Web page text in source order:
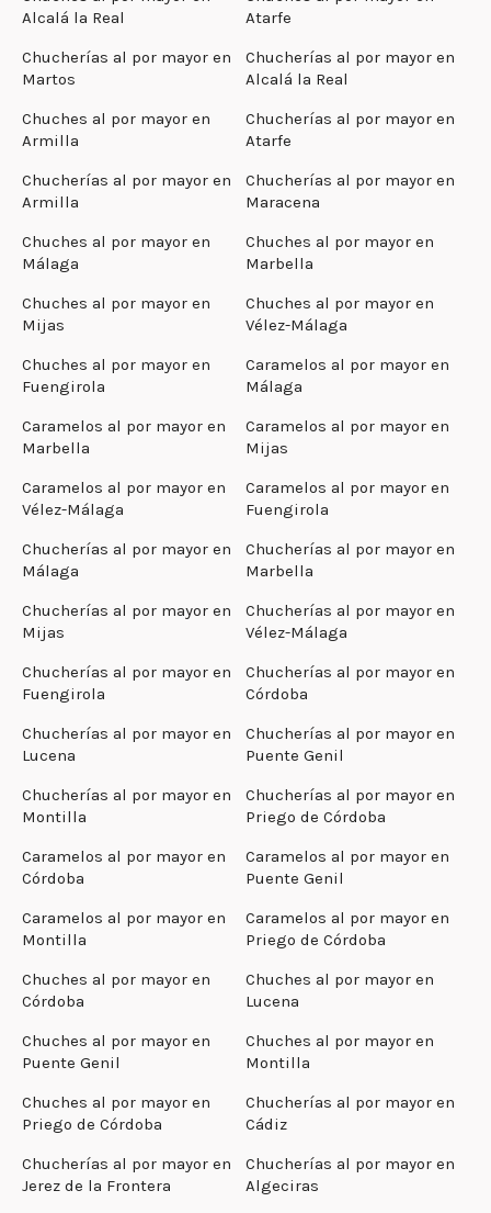
Alcalá la Real
Atarfe
Chucherías al por mayor en
Martos
Chucherías al por mayor en
Alcalá la Real
Chuches al por mayor en
Armilla
Chucherías al por mayor en
Atarfe
Chucherías al por mayor en
Armilla
Chucherías al por mayor en
Maracena
Chuches al por mayor en
Málaga
Chuches al por mayor en
Marbella
Chuches al por mayor en
Mijas
Chuches al por mayor en
Vélez-Málaga
Chuches al por mayor en
Fuengirola
Caramelos al por mayor en
Málaga
Caramelos al por mayor en
Marbella
Caramelos al por mayor en
Mijas
Caramelos al por mayor en
Vélez-Málaga
Caramelos al por mayor en
Fuengirola
Chucherías al por mayor en
Málaga
Chucherías al por mayor en
Marbella
Chucherías al por mayor en
Mijas
Chucherías al por mayor en
Vélez-Málaga
Chucherías al por mayor en
Fuengirola
Chucherías al por mayor en
Córdoba
Chucherías al por mayor en
Lucena
Chucherías al por mayor en
Puente Genil
Chucherías al por mayor en
Montilla
Chucherías al por mayor en
Priego de Córdoba
Caramelos al por mayor en
Córdoba
Caramelos al por mayor en
Puente Genil
Caramelos al por mayor en
Montilla
Caramelos al por mayor en
Priego de Córdoba
Chuches al por mayor en
Córdoba
Chuches al por mayor en
Lucena
Chuches al por mayor en
Puente Genil
Chuches al por mayor en
Montilla
Chuches al por mayor en
Priego de Córdoba
Chucherías al por mayor en
Cádiz
Chucherías al por mayor en
Jerez de la Frontera
Chucherías al por mayor en
Algeciras